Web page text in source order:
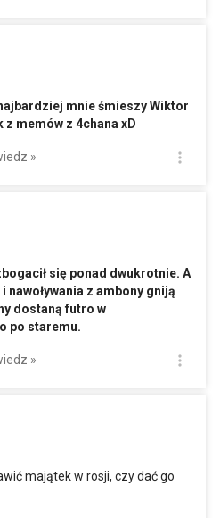
mnie śmieszy Wiktor
memów z 4chana xD
»
się ponad dwukrotnie. A
z ambony gniją
dostaną futro w
po staremu.
»
majątek w rosji, czy dać go